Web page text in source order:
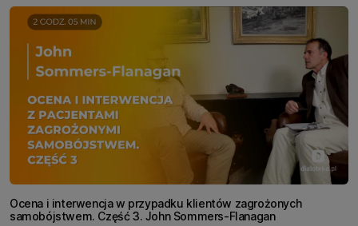
Ocena i interwencja w przypadku klientów zagrożonych
samobójstwem. Część 3. John Sommers-Flanagan